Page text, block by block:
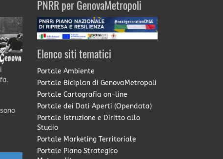
PNRR per GenovaMetropoli
Elenco siti tematici
Portale Ambiente
Portale Biciplan di GenovaMetropoli
Portale Cartografia on-line
Portale dei Dati Aperti (Opendata)
Portale Istruzione e Diritto allo
Studio
Portale Marketing Territoriale
Portale Piano Strategico